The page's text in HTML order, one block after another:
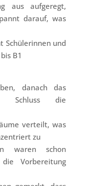
aus aufgeregt,
darauf, was
Schülerinnen und
B1
danach das
Schluss die
verteilt, was
zu
waren schon
Vorbereitung